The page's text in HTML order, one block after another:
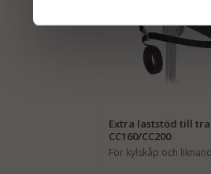
Extra laststöd till
CC160/CC200
För kylskåp och